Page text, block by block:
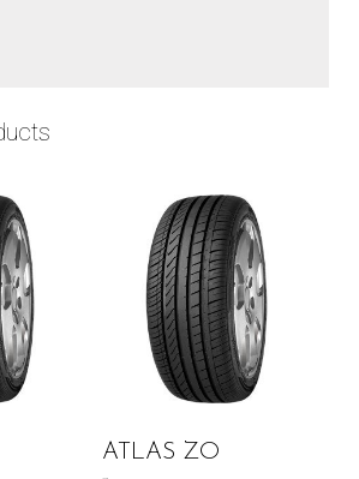
ATLAS ZO